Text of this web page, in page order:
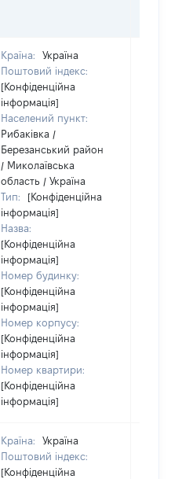
Країна:
Україна
Поштовий індекс:
[Конфіденційна
інформація]
Населений пункт:
Рибаківка /
Березанський район
/ Миколаївська
область / Україна
Тип:
[Конфіденційна
інформація]
Назва:
[Конфіденційна
інформація]
Номер будинку:
[Конфіденційна
інформація]
Номер корпусу:
[Конфіденційна
інформація]
Номер квартири:
[Конфіденційна
інформація]
Країна:
Україна
Поштовий індекс:
[Конфіденційна